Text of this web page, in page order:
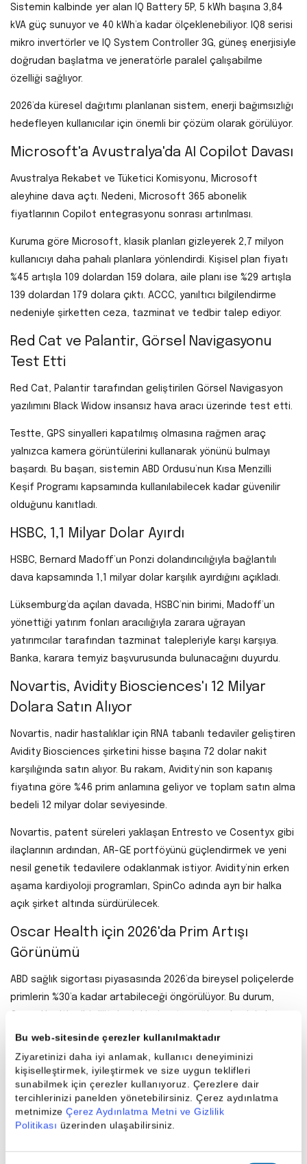
Bu web-sitesinde çerezler kullanılmaktadır
Ziyaretinizi daha iyi anlamak, kullanıcı deneyiminizi
kişiselleştirmek, iyileştirmek ve size uygun teklifleri
sunabilmek için çerezler kullanıyoruz. Çerezlere dair
tercihlerinizi panelden yönetebilirsiniz. Çerez aydınlatma
metnimize Çerez Aydınlatma Metni ve Gizlilik
Politikası üzerinden ulaşabilirsiniz.
Sistemin kalbinde yer alan IQ Battery 5P, 5 kWh başına 3,84
kVA güç sunuyor ve 40 kWh’a kadar ölçeklenebiliyor. IQ8 serisi
mikro invertörler ve IQ System Controller 3G, güneş enerjisiyle
doğrudan başlatma ve jeneratörle paralel çalışabilme
özelliği sağlıyor.
2026’da küresel dağıtımı planlanan sistem, enerji bağımsızlığı
hedefleyen kullanıcılar için önemli bir çözüm olarak görülüyor.
Microsoft'a Avustralya'da AI Copilot Davası
Avustralya Rekabet ve Tüketici Komisyonu, Microsoft
aleyhine dava açtı. Nedeni, Microsoft 365 abonelik
fiyatlarının Copilot entegrasyonu sonrası artırılması.
Kuruma göre Microsoft, klasik planları gizleyerek 2,7 milyon
kullanıcıyı daha pahalı planlara yönlendirdi. Kişisel plan fiyatı
%45 artışla 109 dolardan 159 dolara, aile planı ise %29 artışla
139 dolardan 179 dolara çıktı. ACCC, yanıltıcı bilgilendirme
nedeniyle şirketten ceza, tazminat ve tedbir talep ediyor.
Red Cat ve Palantir, Görsel Navigasyonu
Test Etti
Red Cat, Palantir tarafından geliştirilen Görsel Navigasyon
yazılımını Black Widow insansız hava aracı üzerinde test etti.
Testte, GPS sinyalleri kapatılmış olmasına rağmen araç
yalnızca kamera görüntülerini kullanarak yönünü bulmayı
başardı. Bu başarı, sistemin ABD Ordusu’nun Kısa Menzilli
Keşif Programı kapsamında kullanılabilecek kadar güvenilir
olduğunu kanıtladı.
HSBC, 1,1 Milyar Dolar Ayırdı
HSBC, Bernard Madoff’un Ponzi dolandırıcılığıyla bağlantılı
dava kapsamında 1,1 milyar dolar karşılık ayırdığını açıkladı.
Lüksemburg’da açılan davada, HSBC’nin birimi, Madoff’un
yönettiği yatırım fonları aracılığıyla zarara uğrayan
yatırımcılar tarafından tazminat talepleriyle karşı karşıya.
Banka, karara temyiz başvurusunda bulunacağını duyurdu.
Novartis, Avidity Biosciences'ı 12 Milyar
Dolara Satın Alıyor
Novartis, nadir hastalıklar için RNA tabanlı tedaviler geliştiren
Avidity Biosciences şirketini hisse başına 72 dolar nakit
karşılığında satın alıyor. Bu rakam, Avidity’nin son kapanış
fiyatına göre %46 prim anlamına geliyor ve toplam satın alma
bedeli 12 milyar dolar seviyesinde.
Novartis, patent süreleri yaklaşan Entresto ve Cosentyx gibi
ilaçlarının ardından, AR-GE portföyünü güçlendirmek ve yeni
nesil genetik tedavilere odaklanmak istiyor. Avidity’nin erken
aşama kardiyoloji programları, SpinCo adında ayrı bir halka
açık şirket altında sürdürülecek.
Oscar Health için 2026'da Prim Artışı
Görünümü
ABD sağlık sigortası piyasasında 2026’da bireysel poliçelerde
primlerin %30’a kadar artabileceği öngörülüyor. Bu durum,
fırsat hem risk barındırıyor.
Prim artışları gelirleri artırabilirken, orta gelirli kullanıcılar için
caydırıcı etki yaratabilir. Oscar’ın yapay zekâ destekli müşteri
hizmetleri ve mobil uygulama altyapısı, müşteri
memnuniyetini koruyarak rekabet avantajı sağlayabilir.